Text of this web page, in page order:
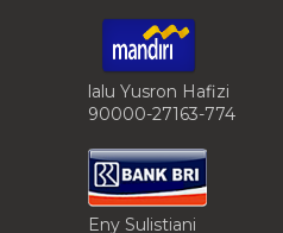
lalu Yusron Hafizi
90000-27163-774
Eny Sulistiani